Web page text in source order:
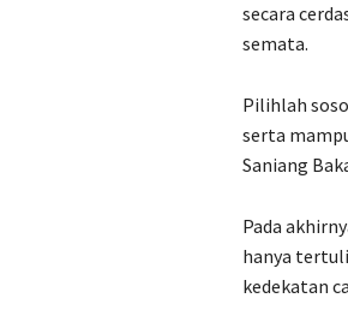
secara
semata.
Pilihlah
serta
Saniang
Pada
hanya
kedekatan